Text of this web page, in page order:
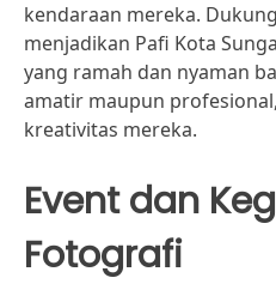
kendaraan mereka.
menjadikan Pafi Kota
yang ramah dan nyaman
amatir maupun
kreativitas mereka.
Event dan
Fotografi